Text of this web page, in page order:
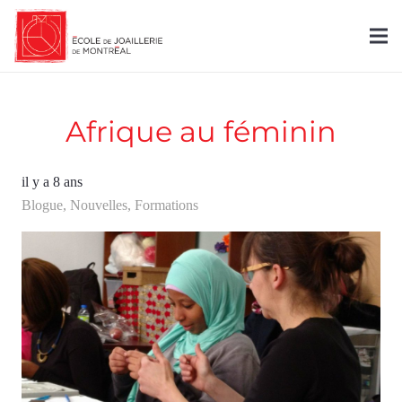
Afrique au féminin
il y a 8 ans
Blogue, Nouvelles, Formations